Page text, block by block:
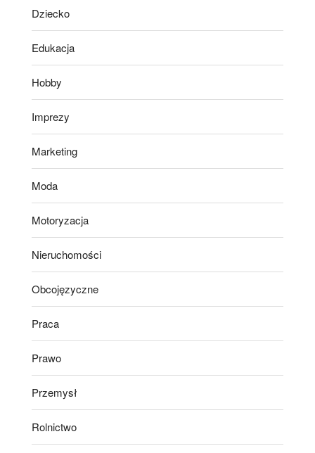
Dziecko
Edukacja
Hobby
Imprezy
Marketing
Moda
Motoryzacja
Nieruchomości
Obcojęzyczne
Praca
Prawo
Przemysł
Rolnictwo